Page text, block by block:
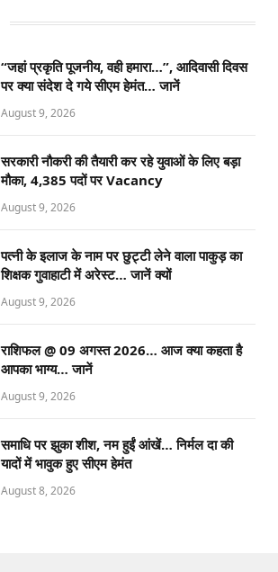
“जहां प्रकृति पूजनीय, वही हमारा…”, आदिवासी दिवस
पर क्या संदेश दे गये सीएम हेमंत… जानें
August 9, 2026
सरकारी नौकरी की तैयारी कर रहे युवाओं के लिए बड़ा
मौका, 4,385 पदों पर Vacancy
August 9, 2026
पत्नी के इलाज के नाम पर छुट्टी लेने वाला पाकुड़ का
शिक्षक गुवाहाटी में अरेस्ट… जानें क्यों
August 9, 2026
राशिफल @ 09 अगस्त 2026… आज क्या कहता है
आपका भाग्य… जानें
August 9, 2026
समाधि पर झुका शीश, नम हुईं आंखें… निर्मल दा की
यादों में भावुक हुए सीएम हेमंत
August 8, 2026